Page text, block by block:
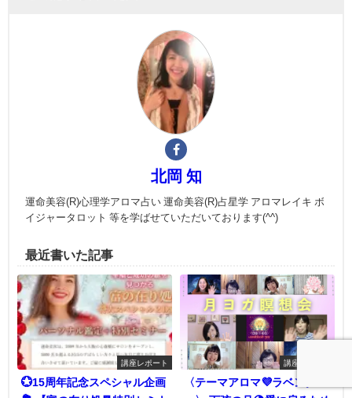
北岡 知
運命美容(R)心理学アロマ占い 運命美容(R)占星学 アロマレイキ ボ
イジャータロット 等を学ばせていただいております(^^)
最近書いた記事
講座レポート
💮15周年記念スペシャル企画
講座レポート
〈テーマアロマ💜ラベンダ